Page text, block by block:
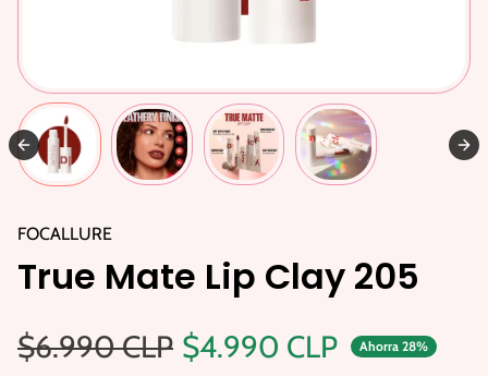
FOCALLURE
True Mate Lip Clay 205
Precio regular
$6.990 CLP Precio de oferta
$4.990 CLP Ahorra 28%